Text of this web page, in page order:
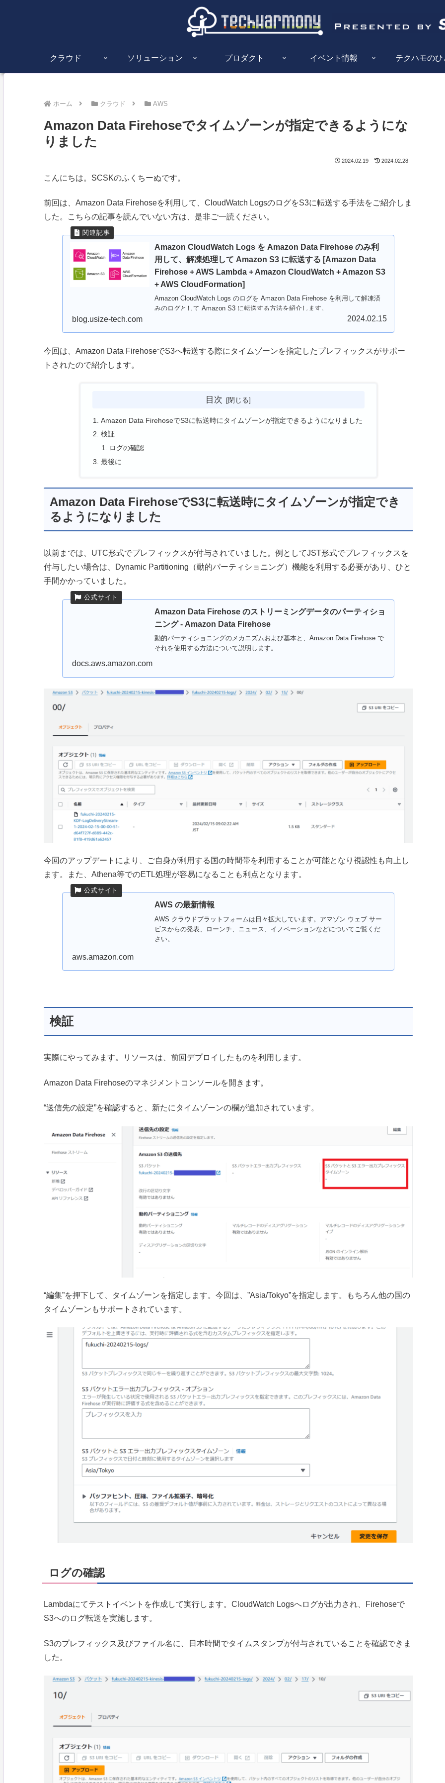
クラウド ソリューション プロダクト イベント情報 テクハモのひ
ホーム クラウド AWS
Amazon Data Firehoseでタイムゾーンが指定できるようにな
りました
2024.02.19 2024.02.28
こんにちは。SCSKのふくちーぬです。
前回は、Amazon Data Firehoseを利用して、CloudWatch LogsのログをS3に転送する手法をご紹介しま
した。こちらの記事を読んでいない方は、是非ご一読ください。
Amazon CloudWatch Logs を Amazon Data Firehose のみ利
用して、解凍処理して Amazon S3 に転送する [Amazon Data
Firehose + AWS Lambda + Amazon CloudWatch + Amazon S3
+ AWS CloudFormation]
Amazon CloudWatch Logs のログを Amazon Data Firehose を利用して解凍済
みのログとして Amazon S3 に転送する方法を紹介します。
blog.usize-tech.com 2024.02.15
今回は、Amazon Data FirehoseでS3へ転送する際にタイムゾーンを指定したプレフィックスがサポー
トされたので紹介します。
目次
Amazon Data FirehoseでS3に転送時にタイムゾーンが指定できるようになりました
検証
ログの確認
最後に
Amazon Data FirehoseでS3に転送時にタイムゾーンが指定でき
るようになりました
以前までは、UTC形式でプレフィックスが付与されていました。例としてJST形式でプレフィックスを
付与したい場合は、Dynamic Partitioning（動的パーティショニング）機能を利用する必要があり、ひと
手間かかっていました。
Amazon Data Firehose のストリーミングデータのパーティショ
ニング - Amazon Data Firehose
動的パーティショニングのメカニズムおよび基本と、Amazon Data Firehose で
それを使用する方法について説明します。
docs.aws.amazon.com
今回のアップデートにより、ご自身が利用する国の時間帯を利用することが可能となり視認性も向上し
ます。また、Athena等でのETL処理が容易になることも利点となります。
AWS の最新情報
AWS クラウドプラットフォームは日々拡大しています。アマゾン ウェブ サー
ビスからの発表、ローンチ、ニュース、イノベーションなどについてご覧くだ
さい。
aws.amazon.com
検証
実際にやってみます。リソースは、前回デプロイしたものを利用します。
Amazon Data Firehoseのマネジメントコンソールを開きます。
“送信先の設定”を確認すると、新たにタイムゾーンの欄が追加されています。
“編集”を押下して、タイムゾーンを指定します。今回は、”Asia/Tokyo”を指定します。もちろん他の国の
タイムゾーンもサポートされています。
ログの確認
Lambdaにてテストイベントを作成して実行します。CloudWatch Logsへログが出力され、Firehoseで
S3へのログ転送を実施します。
S3のプレフィックス及びファイル名に、日本時間でタイムスタンプが付与されていることを確認できま
した。